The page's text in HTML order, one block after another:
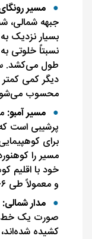
مسیر
جبهه شمالی،
بسیار نزدیک
طول می‌کشد.
دیگر کمی
محسوب
مسیر آمبو:
پرشیبی است
برای
مسیر را
خود با اقلیم
و معمولاً طی ۶-۷ روز آن را طی می‌کنند.
مدار شمالی:
صورت یک خط
کشیده‌